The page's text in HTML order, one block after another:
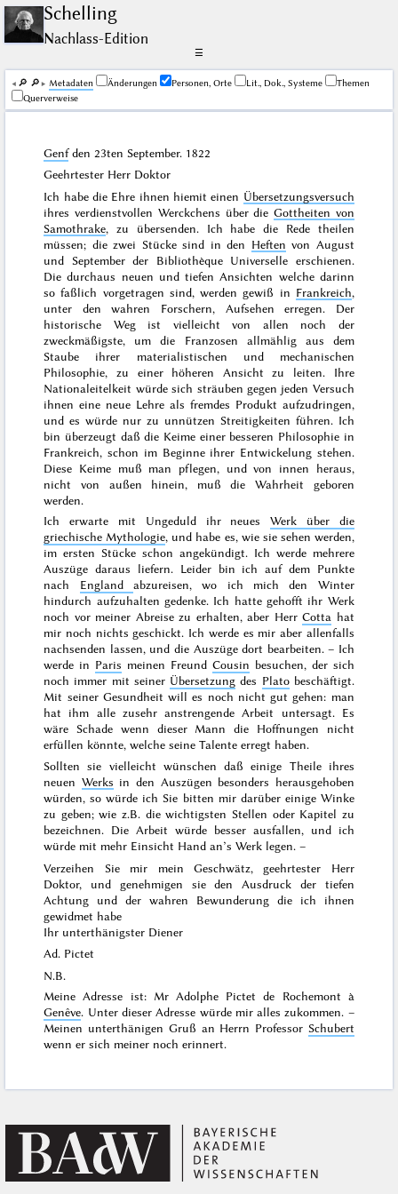
Schelling
Nachlass-Edition
☰
🔎︎ 🔎︎ Me­ta­da­ten Änderungen Personen, Orte Lit., Dok., Systeme
Themen
Querverweise
Genfden23ten September. 1822
Geehrtester Herr Doktor
Ich habe die Ehre ihnen hiemit einen Übersetzungsversuch
ihres verdienstvollen Werckchens über die Gottheiten von
Samothrake, zu übersenden. Ich habe die Rede theilen
müssen; die zwei Stücke sind in den Heften von August
und Septemberder Bibliothèque Universelle erschienen.
Die durchaus neuen und tiefen Ansichten welche darinn
so faßlich vorgetragen sind, werden gewiß in Frankreich,
unter den wahren Forschern, Aufsehen erregen. Der
historische Weg ist vielleicht von allen noch der
zweckmäßigste, um die Franzosen allmählig aus dem
Staube ihrer materialistischen und mechanischen
Philosophie, zu einer höheren Ansicht zu leiten. Ihre
Nationaleitelkeit würde sich sträuben gegen jeden Versuch
ihnen eine neue Lehre als fremdes Produkt aufzudringen,
und es würde nur zu unnützen Streitigkeiten führen. Ich
bin überzeugt daß die Keime einer besseren Philosophie in
Frankreich, schon im Beginne ihrer Entwickelung stehen.
Diese Keime muß man pflegen, und von innen heraus,
nicht von außen hinein, muß die Wahrheit geboren
werden.
Ich erwarte mit Ungeduld ihr neuesWerk über die
griechische Mythologie, und habe es, wie sie sehen werden,
im ersten Stücke schon angekündigt. Ich werde mehrere
Auszüge daraus liefern. Leider bin ich auf dem Punkte
nach England abzureisen, wo ich mich den Winter
hindurch aufzuhalten gedenke. Ich hatte gehofft ihr Werk
noch vor meiner Abreise zu erhalten, aber HerrCotta hat
mir noch nichts geschickt. Ich werde es mir aber allenfalls
nachsenden lassen, und die Auszüge dort bearbeiten. – Ich
werde in Paris meinen Freund Cousin besuchen, der sich
noch immer mit seiner Übersetzung des Platobeschäftigt.
Mit seiner Gesundheit will es noch nicht gut gehen: man
hat ihm alle zusehr anstrengende Arbeit untersagt. Es
wäre Schade wenn dieser Mann die Hoffnungen nicht
erfüllen könnte, welche seine Talente erregt haben.
Sollten sie vielleicht wünschen daß einige Theile ihres
neuen Werks in den Auszügen besonders herausgehoben
würden, so würde ich Sie bitten mir darüber einige Winke
zu geben; wie z.B. die wichtigsten Stellen oder Kapitel zu
bezeichnen. Die Arbeit würde besser ausfallen, und ich
würde mit mehr Einsicht Hand an’s Werk legen. –
Verzeihen Sie mir mein Geschwätz, geehrtester Herr
Doktor, und genehmigen sie den Ausdruck der tiefen
Achtung und der wahren Bewunderung die ich ihnen
gewidmet habe
Ihr unterthänigster Diener
Ad. Pictet
N.B.
Meine Adresse ist: Mr Adolphe Pictet de Rochemont à
Genêve. Unter dieser Adresse würde mir alles zukommen. –
Meinen unterthänigen Gruß an Herrn Professor Schubert
wenn er sich meiner noch erinnert.